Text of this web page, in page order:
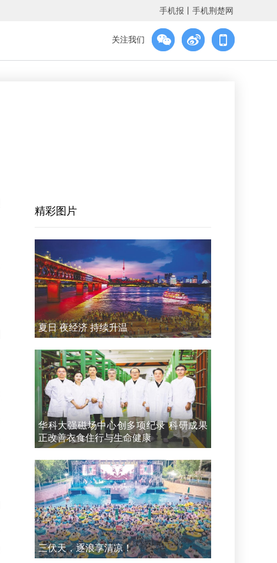
手机报 手机荆楚网
关注我们
精彩图片
夏日 夜经济 持续升温
华科大强磁场中心创多项纪录 科研成果
正改善衣食住行与生命健康
三伏天，逐浪享清凉！